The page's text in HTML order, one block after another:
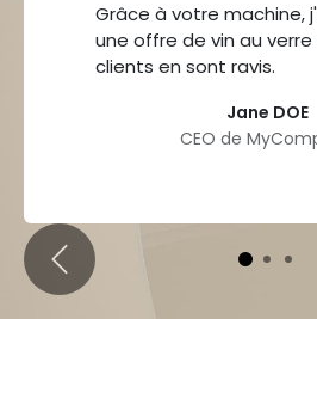
Grâce à votre machine,
une offre de vin au
clients en sont ravis.
Jane DOE
CEO de
Précédent